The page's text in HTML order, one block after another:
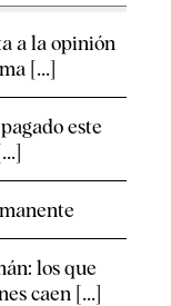
a la opinión
[...]
este
los que
caen [...]